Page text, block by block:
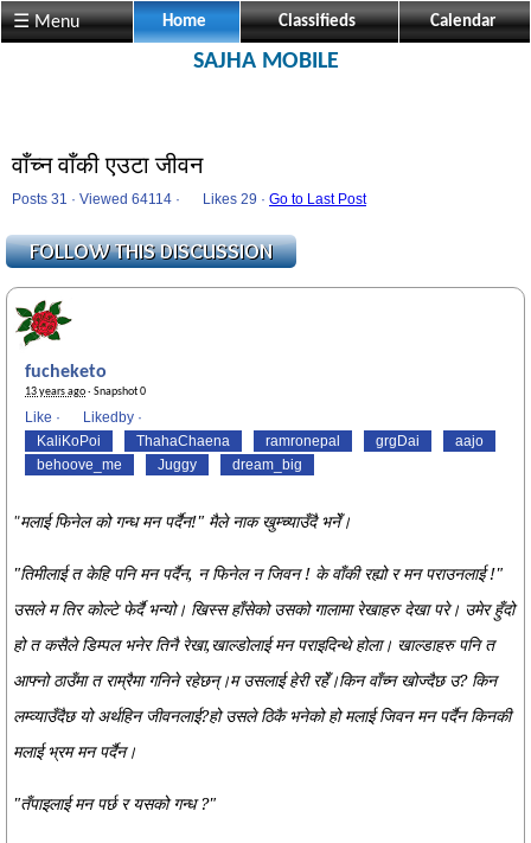
☰ Menu Home Classifieds Calendar
SAJHA MOBILE
वाँच्न वाँकी एउटा जीवन
Posts 31 · Viewed 64114 · Likes 29 · Go to Last Post
fucheketo
13 years ago· Snapshot 0
Like · Likedby ·
KaliKoPoi
ThahaChaena ramronepal grgDai
aajo
behoove_me
Juggy dream_big
"मलाई फिनेल को गन्ध मन पर्दैन!" मैले नाक खुम्च्याउँदै भनेँ।
"तिमीलाई त केहि पनि मन पर्दैन, न फिनेल न जिवन ! के वाँकी रह्यो र मन पराउनलाई !"
उसले म तिर कोल्टे फेर्दै भन्यो। खिस्स हाँसेको उसको गालामा रेखाहरु देखा परे। उमेर हुँदो
हो त कसैले डिम्पल भनेर तिनै रेखा,खाल्डोलाई मन पराइदिन्थे होला। खाल्डाहरु पनि त
आफ्नो ठाउँमा त राम्रैमा गनिने रहेछन्।म उसलाई हेरी रहेँ।किन वाँच्न खोज्दैछ उ? किन
लम्व्याउँदैछ यो अर्थहिन जीवनलाई?हो उसले ठिकै भनेको हो मलाई जिवन मन पर्दैन किनकी
मलाई भ्रम मन पर्दैन।
"तँपाइलाई मन पर्छ र यसको गन्ध ?"